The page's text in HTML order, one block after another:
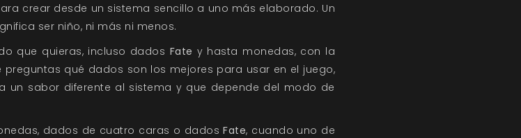
crear desde un sistema sencillo a uno más elaborado. Un
ser niño, ni más ni menos.
que quieras, incluso dados Fate y hasta monedas, con la
qué dados son los mejores para usar en el juego,
sabor diferente al sistema y que depende del modo de
dados de cuatro caras o dadosFate, cuando uno de